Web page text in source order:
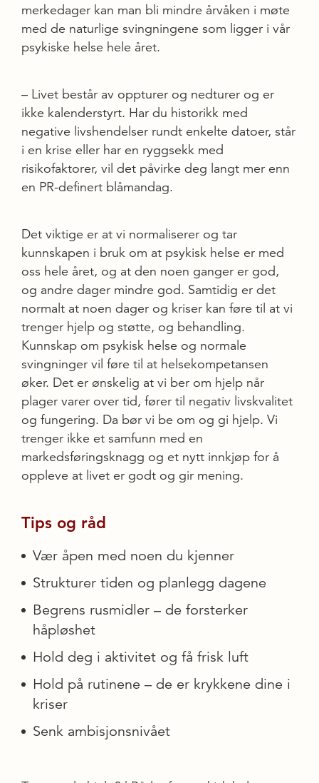
merkedager kan man bli mindre årvåken i møte
med de naturlige svingningene som ligger i vår
psykiske helse hele året.
– Livet består av oppturer og nedturer og er
ikke kalenderstyrt. Har du historikk med
negative livshendelser rundt enkelte datoer, står
i en krise eller har en ryggsekk med
risikofaktorer, vil det påvirke deg langt mer enn
en PR-definert blåmandag.
Det viktige er at vi normaliserer og tar
kunnskapen i bruk om at psykisk helse er med
oss hele året, og at den noen ganger er god,
og andre dager mindre god. Samtidig er det
normalt at noen dager og kriser kan føre til at vi
trenger hjelp og støtte, og behandling.
Kunnskap om psykisk helse og normale
svingninger vil føre til at helsekompetansen
øker. Det er ønskelig at vi ber om hjelp når
plager varer over tid, fører til negativ livskvalitet
og fungering. Da bør vi be om og gi hjelp. Vi
trenger ikke et samfunn med en
markedsføringsknagg og et nytt innkjøp for å
oppleve at livet er godt og gir mening.
Tips og råd
Vær åpen med noen du kjenner
Strukturer tiden og planlegg dagene
Begrens rusmidler – de forsterker
håpløshet
Hold deg i aktivitet og få frisk luft
Hold på rutinene – de er krykkene dine i
kriser
Senk ambisjonsnivået